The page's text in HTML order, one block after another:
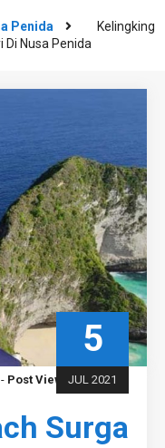
Penida
Kelingking
Di Nusa Penida
- Post View
: 1,869
5
JUL 2021
Surga